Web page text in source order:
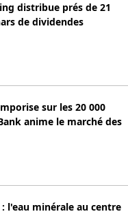
distribue prés de 21
de dividendes
sur les 20 000
anime le marché des
l'eau minérale au centre